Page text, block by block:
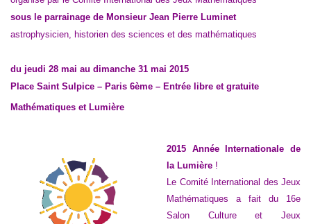
sous le parrainage de Monsieur Jean Pierre Luminet
astrophysicien, historien des sciences et des mathématiques
du jeudi 28 mai au dimanche 31 mai 2015
Place Saint Sulpice – Paris 6ème – Entrée libre et gratuite
Mathématiques et Lumière
2015 Année Internationale de
la Lumière !
Le Comité International des Jeux
Mathématiques a fait du 16e
Salon Culture et Jeux